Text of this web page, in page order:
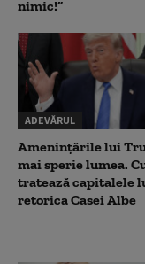
nimic!”
ADEVĂRUL
Amenințările lui
mai sperie lumea.
tratează capitalele
retorica Casei Albe